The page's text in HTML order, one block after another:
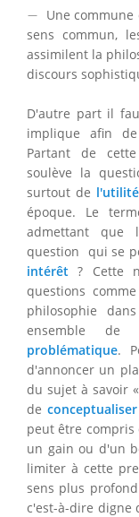
− Une
sens commun,
assimilent la
discours
D'autre part il
implique afin de
Partant de
soulève la
surtout de
époque. Le
admettant que
question qui se
intérêt ? Cette
questions
philosophie
ensemble de
problématique.
d'annoncer un
du sujet à savoir
de conceptualiser
peut être
un gain ou d'un
limiter à cette
sens plus
c'est-à-dire digne